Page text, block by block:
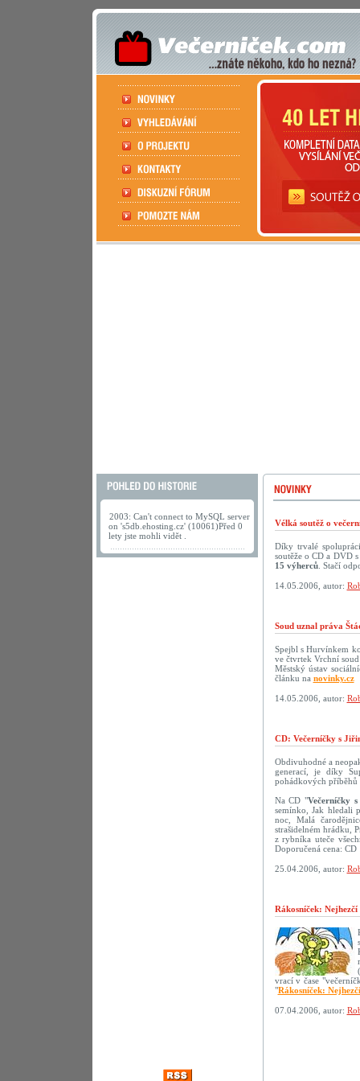
2003: Can't connect to MySQL server
on 's5db.ehosting.cz' (10061)Před 0
lety jste mohli vidět .
Vélká soutěž o
Díky trvalé
soutěže o CD a DVD
15 výherců. Stačí
14.05.2006, autor:
Soud uznal práva
Spejbl s Hurvínkem
ve čtvrtek Vrchní
Městský ústav
článku na novinky.cz
14.05.2006, autor:
CD: Večerníčky s
Obdivuhodné a
generací, je díky
pohádkových příběhů
Na CD "Večerníčky
semínko, Jak hledali
noc, Malá
strašidelném hrádku,
z rybníka uteče
Doporučená cena:
25.04.2006, autor:
Rákosníček:
vrací v čase
"Rákosníček:
07.04.2006, autor: